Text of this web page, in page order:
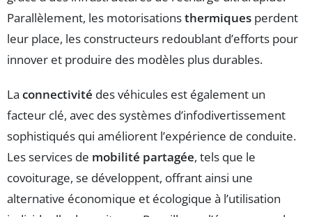
Parallèlement, les motorisationsthermiques perdent
leur place, les constructeurs redoublant d’efforts pour
innover et produire des modèles plus durables.
La connectivité des véhicules est également un
facteur clé, avec des systèmes d’infodivertissement
sophistiqués qui améliorent l’expérience de conduite.
Les services de mobilité partagée, tels que le
covoiturage, se développent, offrant ainsi une
alternative économique et écologique à l’utilisation